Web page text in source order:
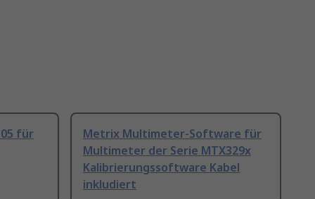
für
Metrix Multimeter-Software für
Multimeter der Serie MTX329x
Kalibrierungssoftware Kabel
inkludiert